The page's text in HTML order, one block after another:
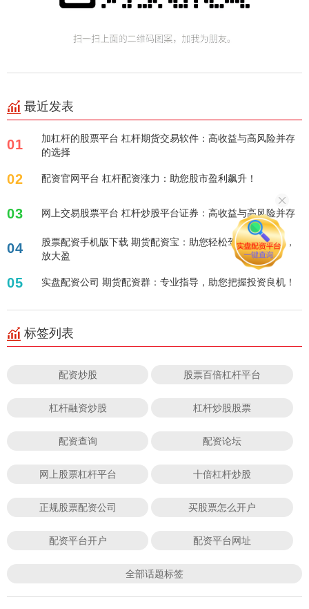
最近发表
01
加杠杆的股票平台 杠杆期货交易软件：高收益与高风险并存
的选择
02 配资官网平台 杠杆配资涨力：助您股市盈利飙升！
03 网上交易股票平台 杠杆炒股平台证券：高收益与高风险并存
04
股票配资手机版下载 期货配资宝：助您轻松驾驭期货市场，
放大盈
05 实盘配资公司 期货配资群：专业指导，助您把握投资良机！
标签列表
配资炒股 股票百倍杠杆平台
杠杆融资炒股 杠杆炒股股票
配资查询 配资论坛
网上股票杠杆平台 十倍杠杆炒股
正规股票配资公司 买股票怎么开户
配资平台开户 配资平台网址
全部话题标签